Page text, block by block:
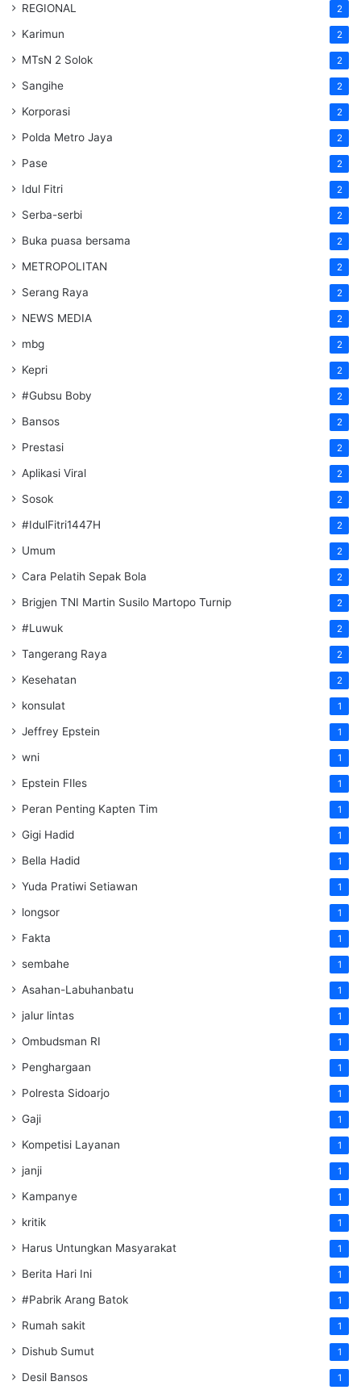
REGIONAL 2
Karimun 2
MTsN 2 Solok 2
Sangihe 2
Korporasi 2
Polda Metro Jaya 2
Pase 2
Idul Fitri 2
Serba-serbi 2
Buka puasa bersama 2
METROPOLITAN 2
Serang Raya 2
NEWS MEDIA 2
mbg 2
Kepri 2
#Gubsu Boby 2
Bansos 2
Prestasi 2
Aplikasi Viral 2
Sosok 2
#IdulFitri1447H 2
Umum 2
Cara Pelatih Sepak Bola 2
Brigjen TNI Martin Susilo Martopo Turnip 2
#Luwuk 2
Tangerang Raya 2
Kesehatan 2
konsulat 1
Jeffrey Epstein 1
wni 1
Epstein FIles 1
Peran Penting Kapten Tim 1
Gigi Hadid 1
Bella Hadid 1
Yuda Pratiwi Setiawan 1
longsor 1
Fakta 1
sembahe 1
Asahan-Labuhanbatu 1
jalur lintas 1
Ombudsman RI 1
Penghargaan 1
Polresta Sidoarjo 1
Gaji 1
Kompetisi Layanan 1
janji 1
Kampanye 1
kritik 1
Harus Untungkan Masyarakat 1
Berita Hari Ini 1
#Pabrik Arang Batok 1
Rumah sakit 1
Dishub Sumut 1
Desil Bansos 1